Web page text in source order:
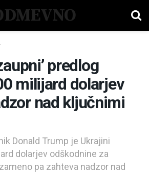
predlog
milijard dolarjev
nad ključnimi
Donald Trump je Ukrajini
dolarjev odškodnine za
pa zahteva nadzor nad